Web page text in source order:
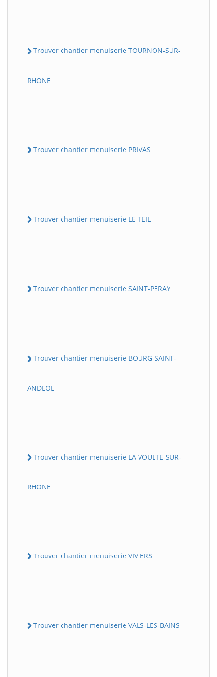
Trouver chantier menuiserie TOURNON-SUR-
RHONE
Trouver chantier menuiserie PRIVAS
Trouver chantier menuiserie LE TEIL
Trouver chantier menuiserie SAINT-PERAY
Trouver chantier menuiserie BOURG-SAINT-
ANDEOL
Trouver chantier menuiserie LA VOULTE-SUR-
RHONE
Trouver chantier menuiserie VIVIERS
Trouver chantier menuiserie VALS-LES-BAINS